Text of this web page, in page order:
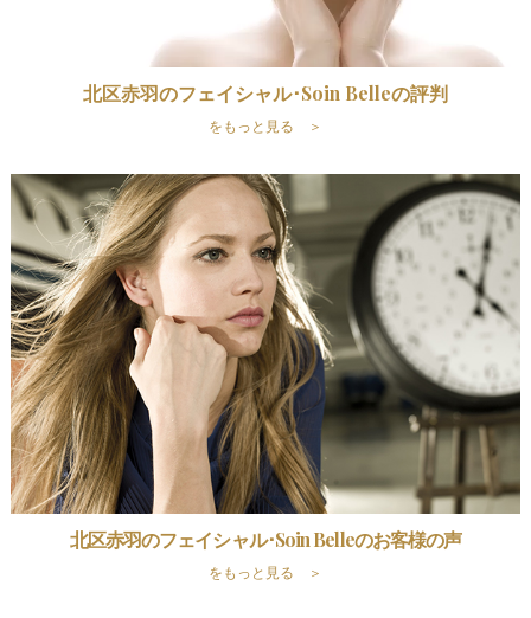
北区赤羽のフェイシャル･Soin Belleの評判
をもっと見る ＞
北区赤羽のフェイシャル･Soin Belleのお客様の声
をもっと見る ＞